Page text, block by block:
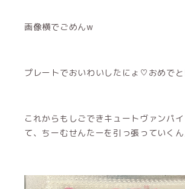
画像横でごめんw
プレートでおいわいしたにょ♡おめで
これからもしごできキュートヴァンパ
て、ちーむせんたーを引っ張っていく